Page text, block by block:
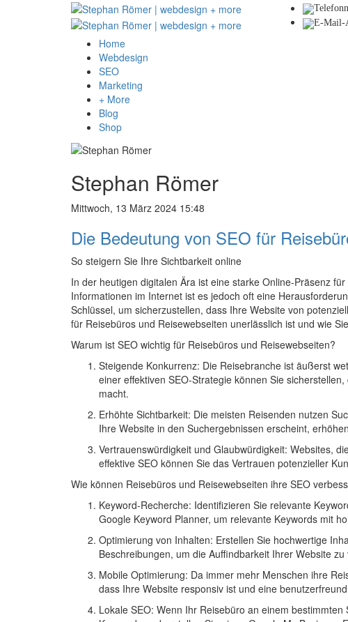
Home
Webdesign
SEO
Marketing
+ More
Blog
Shop
Stephan Römer
Mittwoch, 13 März 2024 15:48
Die Bedeutung von SEO für
So steigern Sie Ihre Sichtbarkeit online
In der heutigen digitalen Ära ist eine starke Online-Präsenz
Informationen im Internet ist es jedoch oft eine
Schlüssel, um sicherzustellen, dass Ihre Website von
für Reisebüros und Reisewebseiten unerlässlich ist und wie
Warum ist SEO wichtig für Reisebüros und Reisewebseiten?
Steigende Konkurrenz: Die Reisebranche ist äußerst
einer effektiven SEO-Strategie können Sie
macht.
Erhöhte Sichtbarkeit: Die meisten Reisenden nutzen
Ihre Website in den Suchergebnissen erscheint,
Vertrauenswürdigkeit und Glaubwürdigkeit: Websites,
effektive SEO können Sie das Vertrauen potenzieller
Wie können Reisebüros und Reisewebseiten ihre SEO
Keyword-Recherche: Identifizieren Sie relevante
Google Keyword Planner, um relevante Keywords mit
Optimierung von Inhalten: Erstellen Sie hochwertige
Beschreibungen, um die Auffindbarkeit Ihrer Website zu
Mobile Optimierung: Da immer mehr Menschen ihre
dass Ihre Website responsiv ist und eine
Lokale SEO: Wenn Ihr Reisebüro an einem